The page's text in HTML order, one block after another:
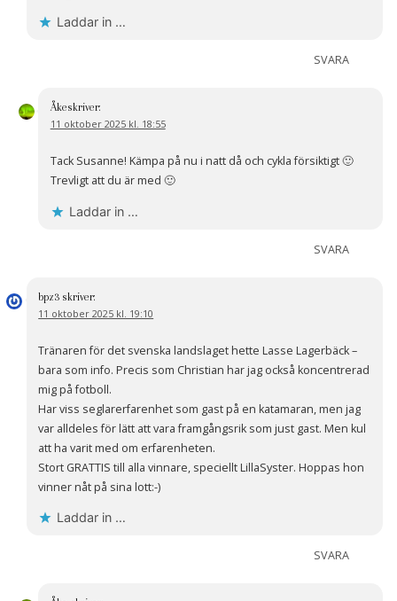
Laddar in …
SVARA
Åkeskriver:
11 oktober 2025 kl. 18:55
Tack Susanne! Kämpa på nu i natt då och cykla försiktigt 🙂
Trevligt att du är med 🙂
Laddar in …
SVARA
bpz3 skriver:
11 oktober 2025 kl. 19:10
Tränaren för det svenska landslaget hette Lasse Lagerbäck –
bara som info. Precis som Christian har jag också koncentrerad
mig på fotboll.
Har viss seglarerfarenhet som gast på en katamaran, men jag
var alldeles för lätt att vara framgångsrik som just gast. Men kul
att ha varit med om erfarenheten.
Stort GRATTIS till alla vinnare, speciellt LillaSyster. Hoppas hon
vinner nåt på sina lott:-)
Laddar in …
SVARA